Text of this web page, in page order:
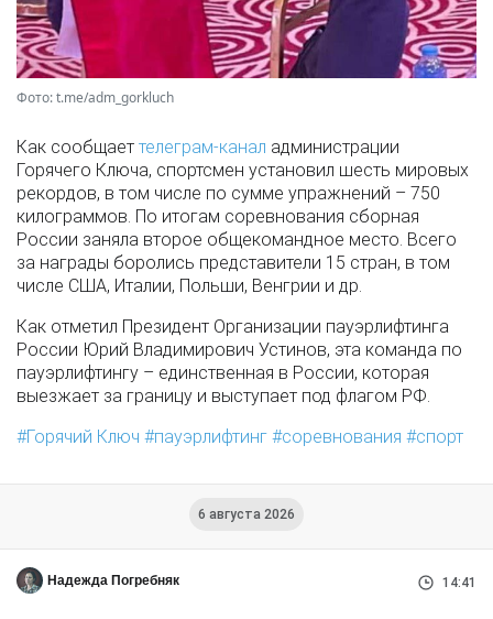
Фото: t.me/adm_gorkluch
Как сообщает телеграм-канал администрации
Горячего Ключа, спортсмен установил шесть мировых
рекордов, в том числе по сумме упражнений – 750
килограммов. По итогам соревнования сборная
России заняла второе общекомандное место. Всего
за награды боролись представители 15 стран, в том
числе США, Италии, Польши, Венгрии и др.
Как отметил Президент Организации пауэрлифтинга
России Юрий Владимирович Устинов, эта команда по
пауэрлифтингу – единственная в России, которая
выезжает за границу и выступает под флагом РФ.
Горячий Ключ
пауэрлифтинг соревнования спорт
6 августа 2026
Надежда Погребняк 14:41